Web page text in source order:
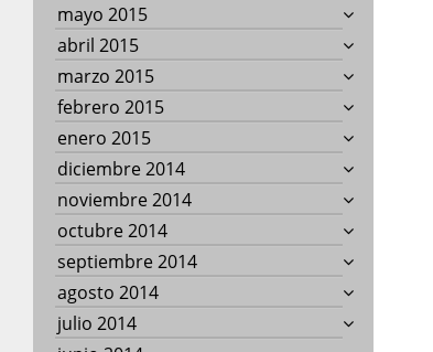
mayo 2015
abril 2015
marzo 2015
febrero 2015
enero 2015
diciembre 2014
noviembre 2014
octubre 2014
septiembre 2014
agosto 2014
julio 2014